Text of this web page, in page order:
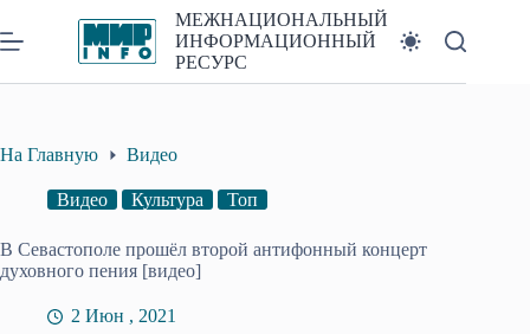
к
сути
МЕЖНАЦИОНАЛЬНЫЙ
ИНФОРМАЦИОННЫЙ
РЕСУРС
На Главную Видео
Видео Культура Топ
В Севастополе прошёл второй антифонный концерт
духовного пения [видео]
2 Июн , 2021